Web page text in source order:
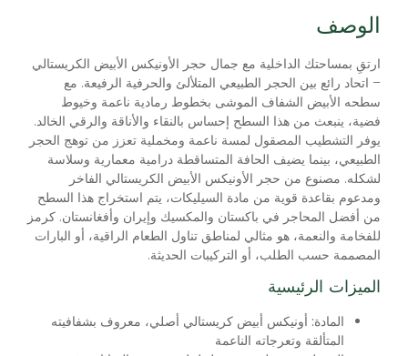
الوصف
ارتقِ بمساحتك الداخلية مع جمال حجر الأونيكس الأبيض الكريستالي
– اتحاد رائع بين الحجر الطبيعي المتلألئ والحرفية الرفيعة. مع
سطحه الأبيض الشفاف الموشى بخطوط رمادية ناعمة وخيوط
فضية، ينبعث من هذا السطح إحساس بالنقاء والأناقة والرقي الخالد.
يوفر التشطيب المصقول لمسة ناعمة ومخملية تعزز من توهج الحجر
الطبيعي، بينما يضيف الحافة المتساقطة درامية معمارية وسلاسة
لشكله. مصنوع من حجر الأونيكس الأبيض الكريستالي الفاخر
ومدعوم بقاعدة قوية من مادة السيليكات، يتم استخراج هذا السطح
من أفضل المحاجر في باكستان والمكسيك وإيران وأفغانستان. كرمز
للفخامة والنعمة، هو مثالي لمناطق تناول الطعام الراقية، أو البارات
المصممة حسب الطلب، أو التركيبات الحديثة.
الميزات الرئيسية
المادة: أونيكس أبيض كريستالي أصلي، معروف بشفافيته
المتألقة وتعرجاته الناعمة